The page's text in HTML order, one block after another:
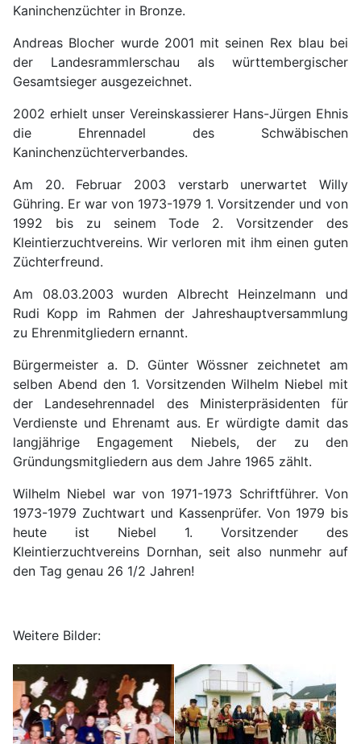
Kaninchenzüchter in Bronze.
Andreas Blocher wurde 2001 mit seinen Rex blau bei
der Landesrammlerschau als württembergischer
Gesamtsieger ausgezeichnet.
2002 erhielt unser Vereinskassierer Hans-Jürgen Ehnis
die Ehrennadel des Schwäbischen
Kaninchenzüchterverbandes.
Am 20. Februar 2003 verstarb unerwartet Willy
Gühring. Er war von 1973-1979 1. Vorsitzender und von
1992 bis zu seinem Tode 2. Vorsitzender des
Kleintierzuchtvereins. Wir verloren mit ihm einen guten
Züchterfreund.
Am 08.03.2003 wurden Albrecht Heinzelmann und
Rudi Kopp im Rahmen der Jahreshauptversammlung
zu Ehrenmitgliedern ernannt.
Bürgermeister a. D. Günter Wössner zeichnetet am
selben Abend den 1. Vorsitzenden Wilhelm Niebel mit
der Landesehrennadel des Ministerpräsidenten für
Verdienste und Ehrenamt aus. Er würdigte damit das
langjährige Engagement Niebels, der zu den
Gründungsmitgliedern aus dem Jahre 1965 zählt.
Wilhelm Niebel war von 1971-1973 Schriftführer. Von
1973-1979 Zuchtwart und Kassenprüfer. Von 1979 bis
heute ist Niebel 1. Vorsitzender des
Kleintierzuchtvereins Dornhan, seit also nunmehr auf
den Tag genau 26 1/2 Jahren!
Weitere Bilder: